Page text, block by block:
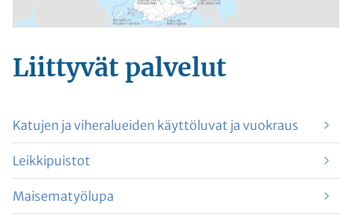
Liittyvät palvelut
Katujen ja viheralueiden käyttöluvat ja vuokraus
Leikkipuistot
Maisematyölupa